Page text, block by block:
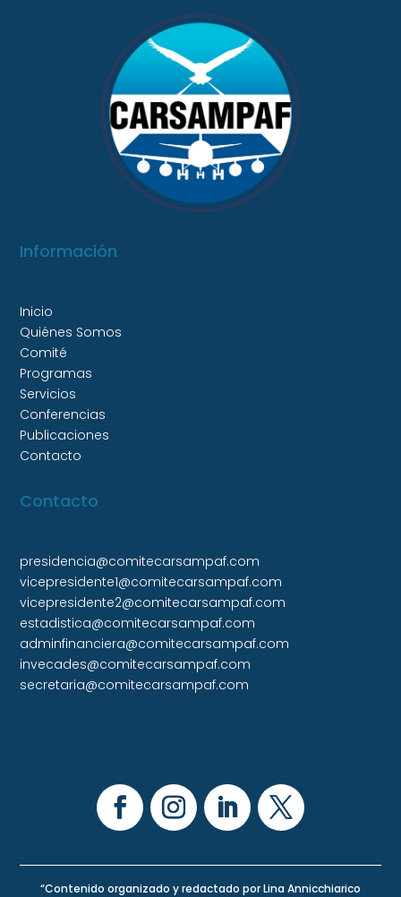
Información
Inicio
Quiénes Somos
Comité
Programas
Servicios
Conferencias
Publicaciones
Contacto
Contacto
presidencia@comitecarsampaf.com
vicepresidente1@comitecarsampaf.com
vicepresidente2@comitecarsampaf.com
estadistica@comitecarsampaf.com
adminfinanciera@comitecarsampaf.com
invecades@comitecarsampaf.com
secretaria@comitecarsampaf.com
“Contenido organizado y redactado por Lina Annicchiarico